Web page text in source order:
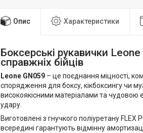
Опис Характеристики
Боксерські рукавички
справжніх бійців
Leone GN059 – це поєднання міцності,
спорядження для боксу, кікбоксингу чи
високоякісними матеріалами та чудовою
удару.
Виготовлені з гнучкого поліуретану
всередині гарантують відмінну